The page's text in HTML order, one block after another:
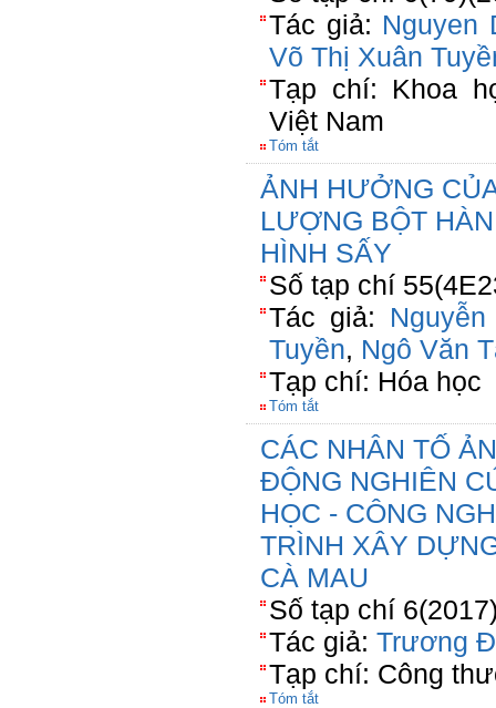
Tác giả: Nguyen
Võ Thị Xuân
Tạp chí: Khoa
Việt Nam
Tóm tắt
ẢNH HƯỞNG
LƯỢNG BỘT
HÌNH SẤY
Số tạp chí
Tác giả:
Tuyền, Ngô Văn
Tạp chí: Hóa học
Tóm tắt
CÁC NHÂN TỐ
ĐỘNG NGHIÊN
HỌC - CÔNG
TRÌNH XÂY
CÀ MAU
Số tạp chí
Tác giả: Trương
Tạp chí: Công
Tóm tắt